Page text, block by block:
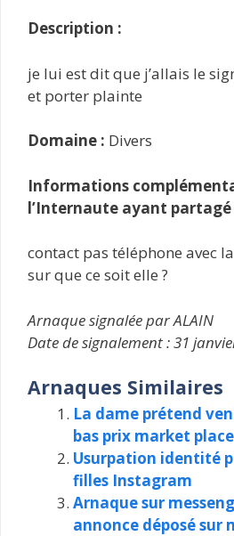
Description :
je lui est dit que j’allais le
et porter plainte
Domaine : Divers
Informations
l’Internaute ayant partagé
contact pas téléphone avec
sur que ce soit elle ?
Arnaque signalée par ALAIN
Date de signalement : 31
Arnaques Similaires
La dame prétend
bas prix market place
Usurpation identité
filles Instagram
Arnaque sur
annonce déposé sur